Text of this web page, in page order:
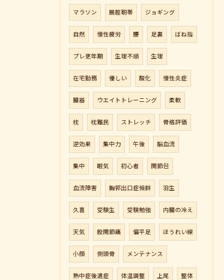
マラソン 腸脛靭帯 ジョギング
自然 慢性疲労 腰 足裏 ばね指
プレ更年期 生理不順 生理
在宅勤務 優しい 酸化 慢性炎症
臓器 ウエイトトレーニング 柔軟
枕 枕難民 ストレッチ 骨格評価
逆効果 集中力 午後 脳血流
集中 眠気 初心者 関節包
血流障害 胸郭出口症候群 羽生
久喜 受験生 受験勉強 内臓の冷え
天気 股関節痛 偏平足 ほうれい線
小顔 側頭骨 メンテナンス
熱中症後遺症 体温調整 上尾 整体